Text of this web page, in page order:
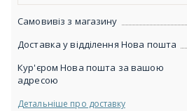
Самовивіз з магазину
Доставка у відділення Нова пошта
Кур'єром Нова пошта за вашою
адресою
Детальніше про доставку